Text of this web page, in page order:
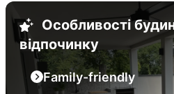
Особливості
відпочинку
Family-friendly